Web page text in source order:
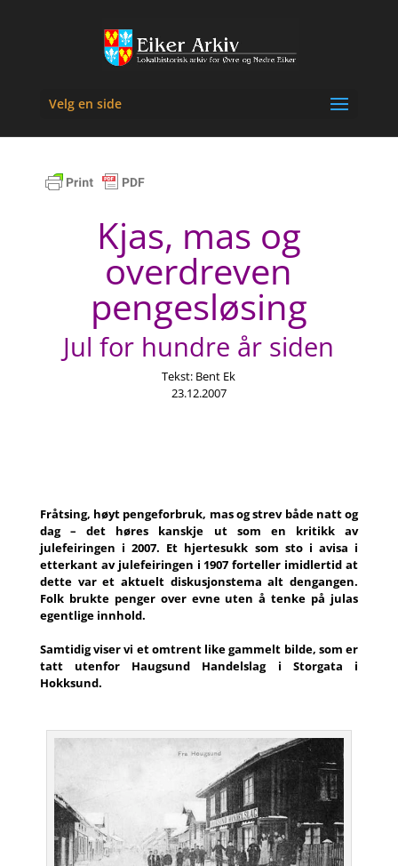
Velg en side
Kjas, mas og
overdreven
pengesløsing
Jul for hundre år siden
Tekst: Bent Ek
23.12.2007
Fråtsing, høyt pengeforbruk, mas og strev både natt og
dag – det høres kanskje ut som en kritikk av
julefeiringen i 2007. Et hjertesukk som sto i avisa i
etterkant av julefeiringen i 1907 forteller imidlertid at
dette var et aktuelt diskusjonstema alt dengangen.
Folk brukte penger over evne uten å tenke på julas
egentlige innhold.
Samtidig viser vi et omtrent like gammelt bilde, som er
tatt utenfor Haugsund Handelslag i Storgata i
Hokksund.